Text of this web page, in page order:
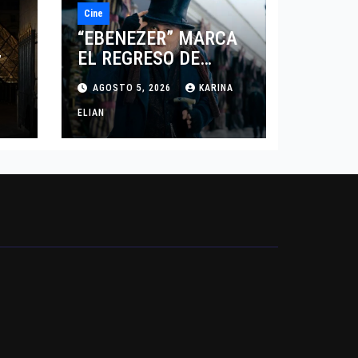
Cine
“EBENEZER” MARCA
EL REGRESO DE
JOHNNY DEPP A
HOLLYWOOD TRAS SU
PASO POR EL CINE
INDEPENDIENTE
AGOSTO 5, 2026 KARINA
ELIAN